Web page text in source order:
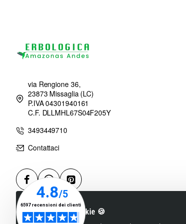
Utilizziamo i cookie 🍪
via Rengione 36,
23873 Missaglia (LC)
P.IVA 04301940161
C.F. DLLMHL67S04F205Y
3493449710
Contattaci